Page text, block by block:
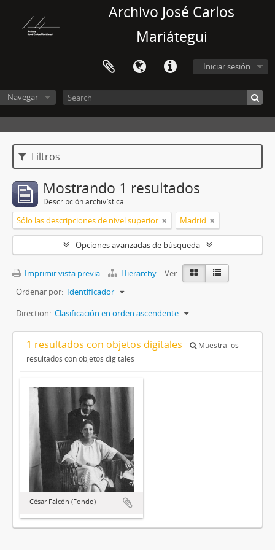
Archivo José Carlos
Mariátegui
Iniciar sesión
Navegar
Filtros
Mostrando 1 resultados
Descripción archivística
Sólo las descripciones de nivel superior Madrid
Opciones avanzadas de búsqueda
Imprimir vista previa Hierarchy
Ver :
Ordenar por: Identificador
Direction: Clasificación en orden ascendente
1 resultados con objetos digitales
Muestra los
resultados con objetos digitales
César Falcón (Fondo)